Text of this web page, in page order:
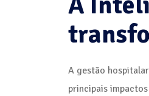
A gestão
principais